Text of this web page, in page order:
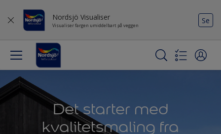
Nordsjö Visualiser
Visualiser fargen umiddelbart på veggen
Se
Det starter med
kvalitetsmaling fra